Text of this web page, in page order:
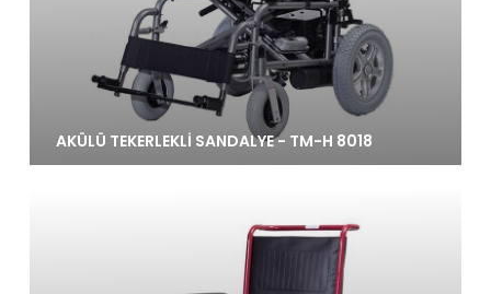
AKÜLÜ TEKERLEKLİ SANDALYE - TM-H 8018